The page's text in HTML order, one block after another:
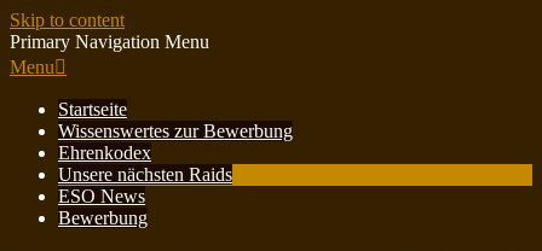
Skip to content
Primary Navigation Menu
Menu
Startseite
Wissenswertes zur Bewerbung
Ehrenkodex
Unsere nächsten Raids
ESO News
Bewerbung